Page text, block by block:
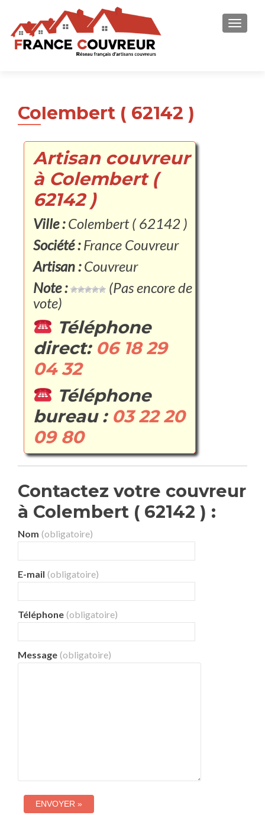
Colembert ( 62142 )
Artisan couvreur
à Colembert (
62142 )
Ville :Colembert ( 62142 )
Société :France Couvreur
Artisan :Couvreur
Note :
(Pas encore de
vote)
Téléphone
direct: 06 18 29
04 32
Téléphone
bureau : 03 22 20
09 80
Contactez votre couvreur
à Colembert ( 62142 ) :
Nom (obligatoire)
E-mail (obligatoire)
Téléphone (obligatoire)
Message (obligatoire)